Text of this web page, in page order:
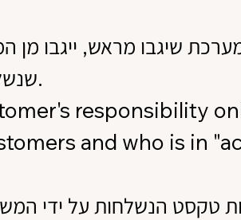
שיגבו מראש, ייגבו מן
הודעות טקסט (SMS או וואטסאפ) שנשלחו בחודש הקודם.
responsibility
and who is in
טקסט הנשלחות על ידי